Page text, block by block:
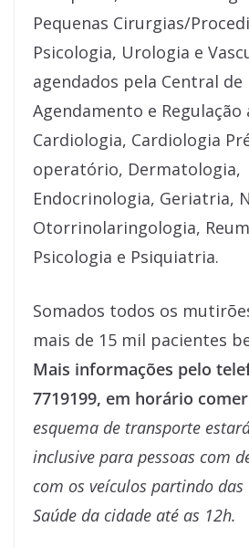
Pequenas Cirurgias/
Psicologia, Urologia e
agendados pela Central de
Agendamento e
Cardiologia, Cardiologia
operatório, Dermatologia,
Endocrinologia, Geriatria,
Otorrinolaringologia,
Psicologia e Psiquiatria.
Somados todos os
mais de 15 mil pacientes
Mais informações pelo
7719199, em horário
esquema de transporte
inclusive para pessoas com
com os veículos partindo das
Saúde da cidade até as 12h.